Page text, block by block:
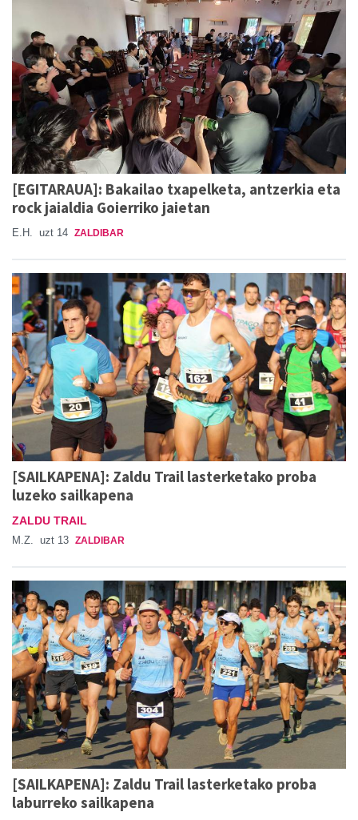
[EGITARAUA]: Bakailao txapelketa, antzerkia eta
rock jaialdia Goierriko jaietan
E.H. uzt 14 ZALDIBAR
[SAILKAPENA]: Zaldu Trail lasterketako proba
luzeko sailkapena
ZALDU TRAIL
M.Z. uzt 13 ZALDIBAR
[SAILKAPENA]: Zaldu Trail lasterketako proba
laburreko sailkapena